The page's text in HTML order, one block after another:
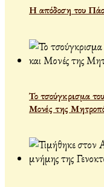
Η απόδοση του
Το τσούγκρισμα
Μονές της